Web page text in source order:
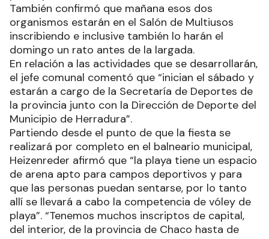
También confirmó que mañana esos dos
organismos estarán en el Salón de Multiusos
inscribiendo e inclusive también lo harán el
domingo un rato antes de la largada.
En relación a las actividades que se desarrollarán,
el jefe comunal comentó que “inician el sábado y
estarán a cargo de la Secretaría de Deportes de
la provincia junto con la Dirección de Deporte del
Municipio de Herradura”.
Partiendo desde el punto de que la fiesta se
realizará por completo en el balneario municipal,
Heizenreder afirmó que “la playa tiene un espacio
de arena apto para campos deportivos y para
que las personas puedan sentarse, por lo tanto
allí se llevará a cabo la competencia de vóley de
playa”. “Tenemos muchos inscriptos de capital,
del interior, de la provincia de Chaco hasta de